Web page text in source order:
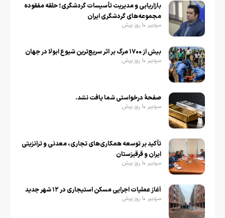
بازاریابی و مدیریت تأسیسات گردشگری؛ حلقه مفقوده
مجموعه‌های گردشگری ایران
سردبیر 1 روز پیش
بیش از ۱۷۰۰ مرگ بر اثر سریع‌ترین شیوع ابولا در جهان
سردبیر 1 روز پیش
صفحهٔ درخواستی شما یافت نشد.
سردبیر 1 روز پیش
تأکید بر توسعه همکاری‌های تجاری، معدنی و ترانزیتی
ایران و قرقیزستان
سردبیر 1 روز پیش
آغاز عملیات اجرایی مسکن استیجاری در ۱۲ شهر جدید
سردبیر 1 روز پیش